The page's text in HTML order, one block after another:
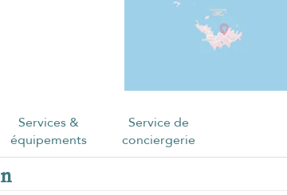
Services &
équipements
Service de
conciergerie